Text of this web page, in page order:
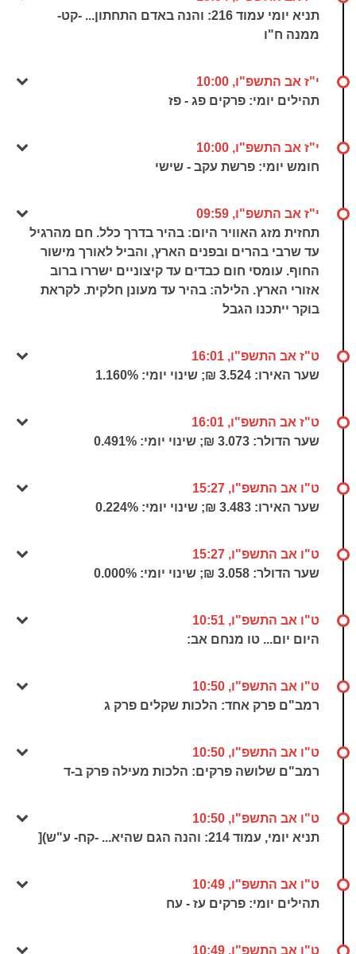
תניא יומי עמוד 216: והנה באדם התחתון... -קט-
ממנה ח"ו
י"ז אב התשפ"ו, 10:00
תהילים יומי: פרקים פג - פז
י"ז אב התשפ"ו, 10:00
חומש יומי: פרשת עקב - שישי
י"ז אב התשפ"ו, 09:59
תחזית מזג האוויר היום: בהיר בדרך כלל. חם מהרגיל
עד שרבי בהרים ובפנים הארץ, והביל לאורך מישור
החוף. עומסי חום כבדים עד קיצוניים ישררו ברוב
אזורי הארץ. הלילה: בהיר עד מעונן חלקית. לקראת
בוקר ייתכנו הגבל
ט"ז אב התשפ"ו, 16:01
שער האירו: 3.524 ₪; שינוי יומי:
1.160%
ט"ז אב התשפ"ו, 16:01
שער הדולר: 3.073 ₪; שינוי יומי:
0.491%
ט"ו אב התשפ"ו, 15:27
שער האירו: 3.483 ₪; שינוי יומי:
0.224%
ט"ו אב התשפ"ו, 15:27
שער הדולר: 3.058 ₪; שינוי יומי:
0.000%
ט"ו אב התשפ"ו, 10:51
היום יום... טו מנחם אב:
ט"ו אב התשפ"ו, 10:50
רמב"ם פרק אחד: הלכות שקלים פרק ג
ט"ו אב התשפ"ו, 10:50
רמב"ם שלושה פרקים: הלכות מעילה פרק ב-ד
ט"ו אב התשפ"ו, 10:50
תניא יומי, עמוד 214: והנה הגם שהיא... -קח- ע"ש)[
ט"ו אב התשפ"ו, 10:49
תהילים יומי: פרקים עז - עח
ט"ו אב התשפ"ו, 10:49